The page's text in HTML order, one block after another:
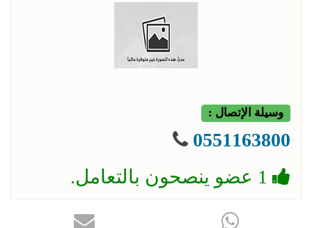
وسيلة الإتصال :
0551163800